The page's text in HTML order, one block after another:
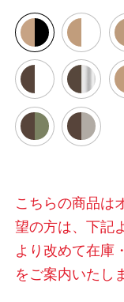
こちらの商品は
望の方は、下記
より改めて在庫
をご案内いたし